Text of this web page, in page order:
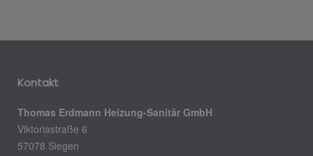
Kontakt
Thomas Erdmann Heizung-Sanitär GmbH
Viktoriastraße 6
57078 Siegen